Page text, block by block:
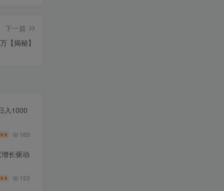
下一篇
【揭秘】
入1000
9.9 160
长驱动
9.9 153